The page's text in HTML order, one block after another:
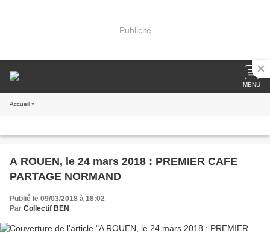
Publicité
MENU
Accueil »
A ROUEN, le 24 mars 2018 : PREMIER CAFE
PARTAGE NORMAND
Publié le 09/03/2018 à 18:02
Par Collectif BEN